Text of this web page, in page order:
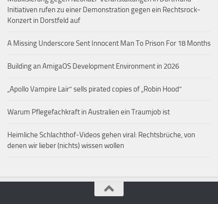
Initiativen rufen zu einer Demonstration gegen ein Rechtsrock-
Konzert in Dorstfeld auf
A Missing Underscore Sent Innocent Man To Prison For 18 Months
Building an AmigaOS Development Environment in 2026
„Apollo Vampire Lair“ sells pirated copies of „Robin Hood“
Warum Pflegefachkraft in Australien ein Traumjob ist
Heimliche Schlachthof-Videos gehen viral: Rechtsbrüche, von
denen wir lieber (nichts) wissen wollen